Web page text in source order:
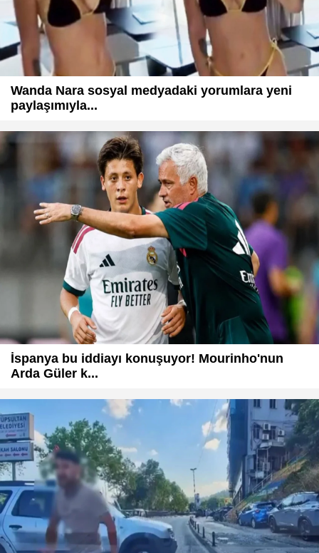
Wanda Nara sosyal medyadaki yorumlara yeni
paylaşımıyla...
İspanya bu iddiayı konuşuyor! Mourinho'nun
Arda Güler k...